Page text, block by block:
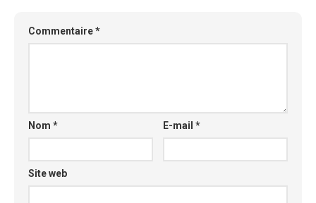
Commentaire*
Nom * E-mail*
Site web